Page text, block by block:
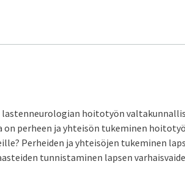
hoitotyön
on perheen ja yhteisön tukeminen
Perheiden ja yhteisöjen tukeminen
tunnistaminen lapsen